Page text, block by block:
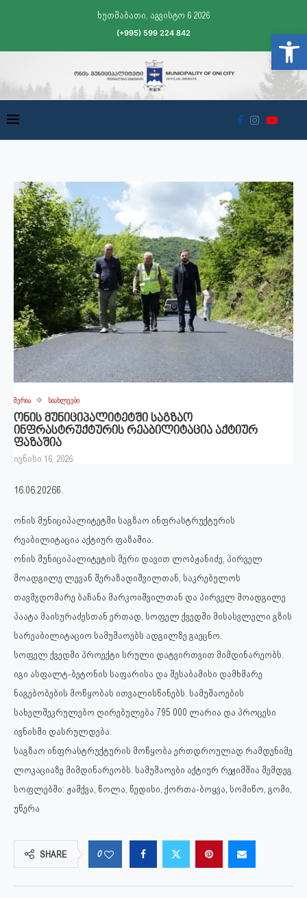
ხუთშაბათი, აგვისტო 6 2026
(+995) 599 224 842
მერია სიახლეები
ონის მუნიციპალიტეტში საგზაო
ინფრასტრუქტურის რეაბილიტაცია აქტიურ
ფაზაშია
ივნისი 16, 2026
16.06.2026წ.
ონის მუნიციპალიტეტში საგზაო ინფრასტრუქტურის
რეაბილიტაცია აქტიურ ფაზაშია.
ონის მუნიციპალიტეტის მერი დავით ლობჟანიძე, პირველ
მოადგილე ლევან შერაზადიშვილთან, საკრებულოს
თავმჯდომარე ბაჩანა მარკოიშვილთან და პირველ მოადგილე
პაატა მაისურაძესთან ერთად, სოფელ ქვედში მისასვლელი გზის
სარეაბილიტაციო სამუშაოებს ადგილზე გაეცნო.
სოფელ ქვედში პროექტი სრული დატვირთვით მიმდინარეობს.
იგი ასფალტ-ბეტონის საფარისა და შესაბამისი დამხმარე
ნაგებობების მოწყობას ითვალისწინებს. სამუშაოების
სახელშეკრულებო ღირებულება 795 000 ლარია და პროცესი
ივნისში დასრულდება.
საგზაო ინფრასტრუქტურის მოწყობა ერთდროულად რამდენიმე
ლოკაციაზე მიმდინარეობს. სამუშაოები აქტიურ რეჟიმშია შემდეგ
სოფლებში: ჟაშქვა, წოლა, წედისი, ქორთა-ბოყვა, სომიწო, გომი,
უწერა
SHARE 0